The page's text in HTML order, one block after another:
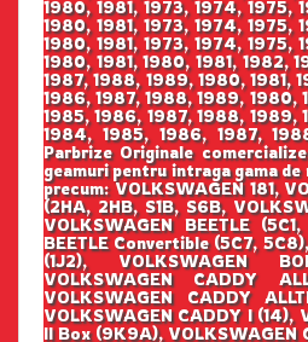
1980, 1981, 1973, 1974, 1975,
1980, 1981, 1973, 1974, 1975,
1980, 1981, 1973, 1974, 1975,
1980, 1981, 1980, 1981, 1982,
1987, 1988, 1989, 1980, 1981,
1986, 1987, 1988, 1989, 1980,
1985, 1986, 1987, 1988, 1989,
1984, 1985, 1986, 1987,
Parbrize Originale
geamuri pentru intraga gama
precum: VOLKSWAGEN 181,
(2HA, 2HB, S1B, S6B,
VOLKSWAGEN BEETLE
BEETLE Convertible (5C7,
(1J2), VOLKSWAGEN
VOLKSWAGEN CADDY
VOLKSWAGEN CADDY
VOLKSWAGEN CADDY I (14),
II Box (9K9A), VOLKSWAGEN